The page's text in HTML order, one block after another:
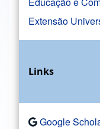
Extensão
Links
Google